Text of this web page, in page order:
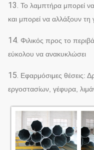
13. Το λαμπτήρα μπορεί
και μπορεί να αλλάξουν
14. Φιλικός προς το
εύκολου να ανακυκλώσει
15. Εφαρμόσιμες θέσεις:
εργοστασίων, γέφυρα,